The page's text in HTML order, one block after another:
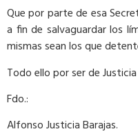
Que por parte de esa
a fin de salvaguardar los
mismas sean los que
Todo ello por ser de
Fdo.:
Alfonso Justicia Barajas.